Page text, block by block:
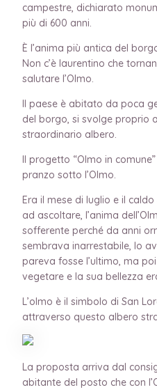
campestre, dichiarato
più di 600 anni.
È l’anima più antica del
Non c’è laurentino che
salutare l’Olmo.
Il paese è abitato da poca
del borgo, si svolge proprio
straordinario albero.
Il progetto “Olmo in
pranzo sotto l’Olmo.
Era il mese di luglio e il
ad ascoltare, l’anima
sofferente perché da anni
sembrava inarrestabile, lo
pareva fosse l’ultimo, ma
vegetare e la sua bellezza
L’olmo è il simbolo di San
attraverso questo albero
La proposta arriva dal
abitante del posto che con